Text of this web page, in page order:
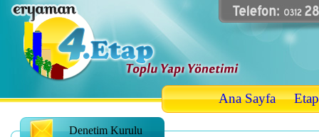
Ana Sayfa
Denetim Kurulu